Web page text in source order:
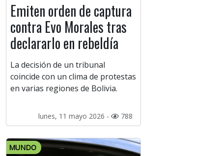
Emiten orden de captura
contra Evo Morales tras
declararlo en rebeldía
La decisión de un tribunal
coincide con un clima de protestas
en varias regiones de Bolivia.
lunes, 11 mayo 2026 - 788
MUNDO